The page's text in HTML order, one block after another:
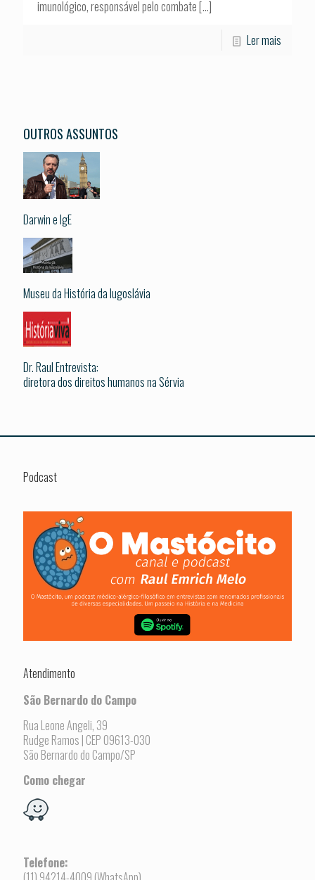
imunológico, responsável pelo combate[…]
Ler mais
OUTROS ASSUNTOS
Darwin e IgE
Museu da História da Iugoslávia
Dr. Raul Entrevista:
diretora dos direitos humanos na Sérvia
Podcast
Atendimento
São Bernardo do Campo
Rua Leone Angeli, 39
Rudge Ramos | CEP 09613-030
São Bernardo do Campo/SP
Como chegar
Telefone: